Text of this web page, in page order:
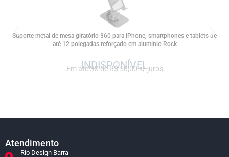
Suporte metal de mesa giratório 360 para iPhone, smartphones e tablets de
até 12 polegadas reforçado em alumínio Rock
Em até 3X de R$ 50,00 s/ juros
Atendimento
Rio Design Barra